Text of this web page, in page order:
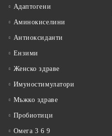
Адаптогени
Аминокиселини
Антиоксиданти
Ензими
Женско здраве
Имуностимулатори
Мъжко здраве
Пробиотици
Омега 3 6 9